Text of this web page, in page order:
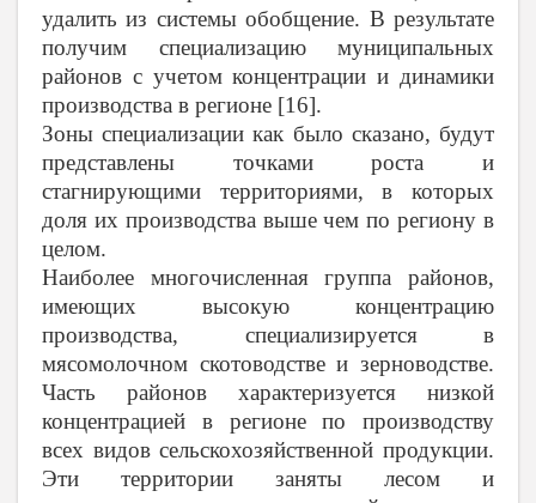
удалить из системы обобщение. В результате
получим специализацию муниципальных
районов с учетом концентрации и динамики
производства в регионе [16].
Зоны специализации как было сказано, будут
представлены точками роста и
стагнирующими территориями, в которых
доля их производства выше чем по региону в
целом.
Наиболее многочисленная группа районов,
имеющих высокую концентрацию
производства, специализируется в
мясомолочном скотоводстве и зерноводстве.
Часть районов характеризуется низкой
концентрацией в регионе по производству
всех видов сельскохозяйственной продукции.
Эти территории заняты лесом и